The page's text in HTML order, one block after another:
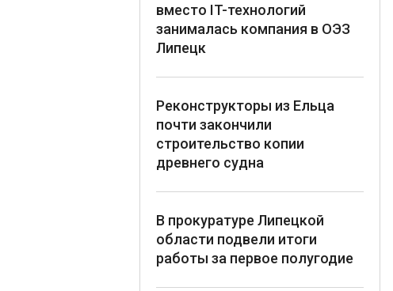
вместо IT-технологий
занималась компания в ОЭЗ
Липецк
Реконструкторы из Ельца
почти закончили
строительство копии
древнего судна
В прокуратуре Липецкой
области подвели итоги
работы за первое полугодие